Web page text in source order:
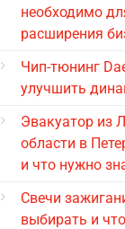
необходимо
расширения
Чип-тюнинг
улучшить
Эвакуатор из
области в
и что нужно
Свечи
выбирать и